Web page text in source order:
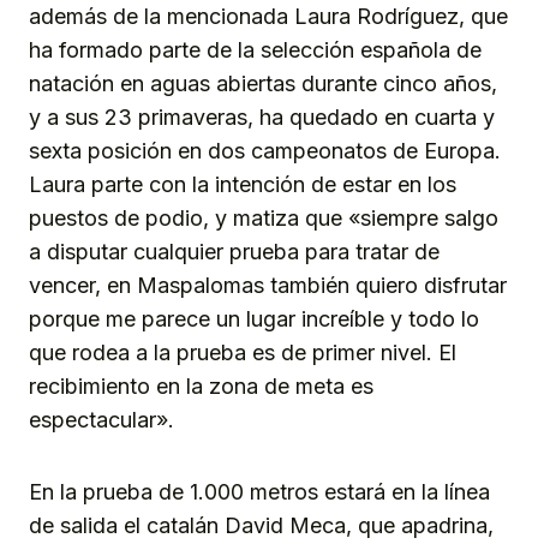
además de la mencionada Laura Rodríguez, que
ha formado parte de la selección española de
natación en aguas abiertas durante cinco años,
y a sus 23 primaveras, ha quedado en cuarta y
sexta posición en dos campeonatos de Europa.
Laura parte con la intención de estar en los
puestos de podio, y matiza que «siempre salgo
a disputar cualquier prueba para tratar de
vencer, en Maspalomas también quiero disfrutar
porque me parece un lugar increíble y todo lo
que rodea a la prueba es de primer nivel. El
recibimiento en la zona de meta es
espectacular».
En la prueba de 1.000 metros estará en la línea
de salida el catalán David Meca, que apadrina,